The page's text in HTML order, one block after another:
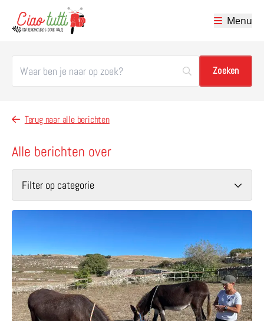
Menu
Terug naar alle berichten
Alle berichten over
Filter op categorie